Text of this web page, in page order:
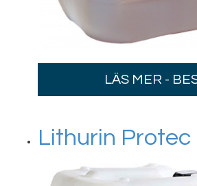
LÄS MER -
Lithurin Protec